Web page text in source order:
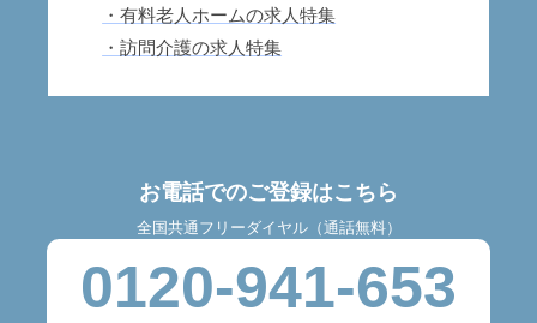
・有料老人ホームの求人特集
・訪問介護の求人特集
お電話でのご登録はこちら
全国共通フリーダイヤル（通話無料）
0120-941-653